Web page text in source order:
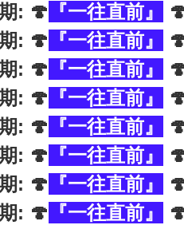
: 🍄 『一往直前』
: 🍄 『一往直前』
: 🍄 『一往直前』
: 🍄 『一往直前』
: 🍄 『一往直前』
: 🍄 『一往直前』
: 🍄 『一往直前』
: 🍄 『一往直前』